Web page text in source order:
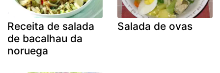
Receita de salada
de bacalhau da
noruega
Salada de ovas